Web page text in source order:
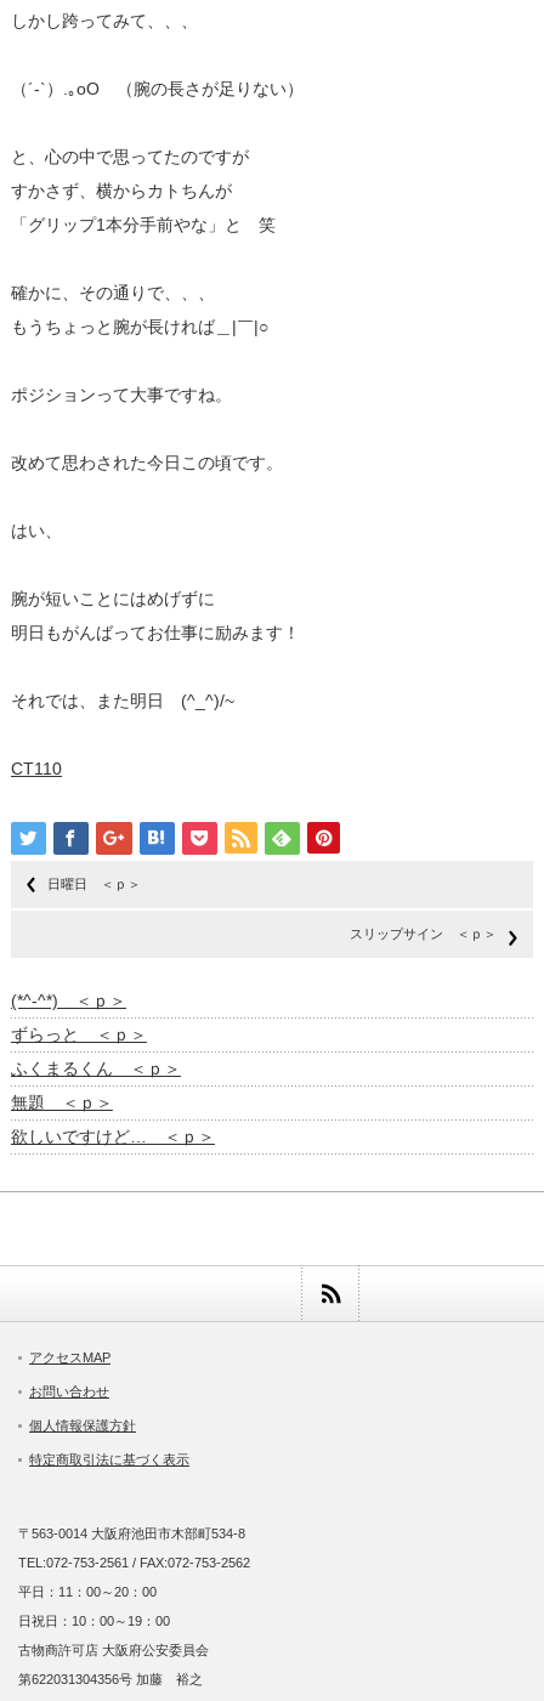
しかし跨ってみて、、、
（´-`）.｡oO （腕の長さが足りない）
と、心の中で思ってたのですが
すかさず、横からカトちんが
「グリップ1本分手前やな」と 笑
確かに、その通りで、、、
もうちょっと腕が長ければ＿|￣|○
ポジションって大事ですね。
改めて思わされた今日この頃です。
はい、
腕が短いことにはめげずに
明日もがんばってお仕事に励みます！
それでは、また明日 (^_^)/~
CT110
日曜日 ＜ｐ＞
スリップサイン ＜ｐ＞
(*^-^*) ＜ｐ＞
ずらっと ＜ｐ＞
ふくまるくん ＜ｐ＞
無題 ＜ｐ＞
欲しいですけど… ＜ｐ＞
アクセスMAP
お問い合わせ
個人情報保護方針
特定商取引法に基づく表示
〒563-0014 大阪府池田市木部町534-8
TEL:072-753-2561 / FAX:072-753-2562
平日：11：00～20：00
日祝日：10：00～19：00
古物商許可店 大阪府公安委員会
第622031304356号 加藤 裕之